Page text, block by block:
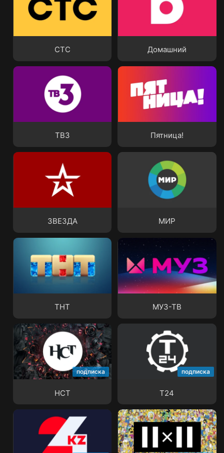
СТС Домашний
ТВ3 Пятница!
ЗВЕЗДА МИР
ТНТ
МУЗ-ТВ
МУЗ-ТВ
подписка
НСТ
НСТ
подписка
Т24